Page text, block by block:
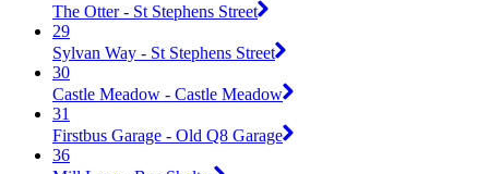
The Otter - St Stephens Street
29
Sylvan Way - St Stephens Street
30
Castle Meadow - Castle Meadow
31
Firstbus Garage - Old Q8 Garage
36